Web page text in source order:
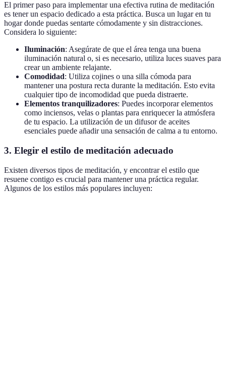
El primer paso para implementar una efectiva rutina de meditación
es tener un espacio dedicado a esta práctica. Busca un lugar en tu
hogar donde puedas sentarte cómodamente y sin distracciones.
Considera lo siguiente:
Iluminación: Asegúrate de que el área tenga una buena
iluminación natural o, si es necesario, utiliza luces suaves para
crear un ambiente relajante.
Comodidad: Utiliza cojines o una silla cómoda para
mantener una postura recta durante la meditación. Esto evita
cualquier tipo de incomodidad que pueda distraerte.
Elementos tranquilizadores: Puedes incorporar elementos
como inciensos, velas o plantas para enriquecer la atmósfera
de tu espacio. La utilización de un difusor de aceites
esenciales puede añadir una sensación de calma a tu entorno.
3. Elegir el estilo de meditación adecuado
Existen diversos tipos de meditación, y encontrar el estilo que
resuene contigo es crucial para mantener una práctica regular.
Algunos de los estilos más populares incluyen: